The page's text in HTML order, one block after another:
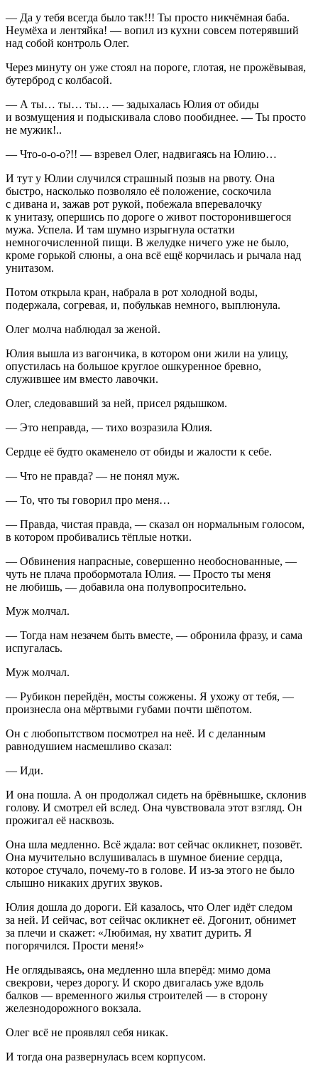
— Да у тебя всегда было так!!! Ты просто никчёмная баба.
Неумёха и лентяйка! — вопил из кухни совсем потерявший
над собой контроль Олег.
Через минуту он уже стоял на пороге, глотая, не прожёвывая,
бутерброд с колбасой.
— А ты… ты… ты… — задыхалась Юлия от обиды
и возмущения и подыскивала слово пообиднее. — Ты просто
не мужик!..
— Что-о-о-о?!! — взревел Олег, надвигаясь на Юлию…
И тут у Юлии случился страшный позыв на рвоту. Она
быстро, насколько позволяло её положение, соскочила
с дивана и, зажав рот рукой, побежала вперевалочку
к унитазу, опершись по дороге о живот посторонившегося
мужа. Успела. И там шумно изрыгнула остатки
немногочисленной пищи. В желудке ничего уже не было,
кроме горькой слюны, а она всё ещё корчилась и рычала над
унитазом.
Потом открыла кран, набрала в рот холодной воды,
подержала, согревая, и, побулькав немного, выплюнула.
Олег молча наблюдал за женой.
Юлия вышла из вагончика, в котором они жили на улицу,
опустилась на большое круглое ошкуренное бревно,
служившее им вместо лавочки.
Олег, следовавший за ней, присел рядышком.
— Это неправда, — тихо возразила Юлия.
Сердце её будто окаменело от обиды и жалости к себе.
— Что не правда? — не понял муж.
— То, что ты говорил про меня…
— Правда, чистая правда, — сказал он нормальным голосом,
в котором пробивались тёплые нотки.
— Обвинения напрасные, совершенно необоснованные, —
чуть не плача пробормотала Юлия. — Просто ты меня
не любишь, — добавила она полувопросительно.
Муж молчал.
— Тогда нам незачем быть вместе, — обронила фразу, и сама
испугалась.
Муж молчал.
— Рубикон перейдён, мосты сожжены. Я ухожу от тебя, —
произнесла она мёртвыми губами почти шёпотом.
Он с любопытством посмотрел на неё. И с деланным
равнодушием насмешливо сказал:
— Иди.
И она пошла. А он продолжал сидеть на брёвнышке, склонив
голову. И смотрел ей вслед. Она чувствовала этот взгляд. Он
прожигал её насквозь.
Она шла медленно. Всё ждала: вот сейчас окликнет, позовёт.
Она мучительно вслушивалась в шумное биение сердца,
которое стучало, почему-то в голове. И из-за этого не было
слышно никаких других звуков.
Юлия дошла до дороги. Ей казалось, что Олег идёт следом
за ней. И сейчас, вот сейчас окликнет её. Догонит, обнимет
за плечи и скажет: «Любимая, ну хватит дурить. Я
погорячился. Прости меня!»
Не оглядываясь, она медленно шла вперёд: мимо дома
свекрови, через дорогу. И скоро двигалась уже вдоль
балков — временного жилья строителей — в сторону
железнодорожного вокзала.
Олег всё не проявлял себя никак.
И тогда она развернулась всем корпусом.